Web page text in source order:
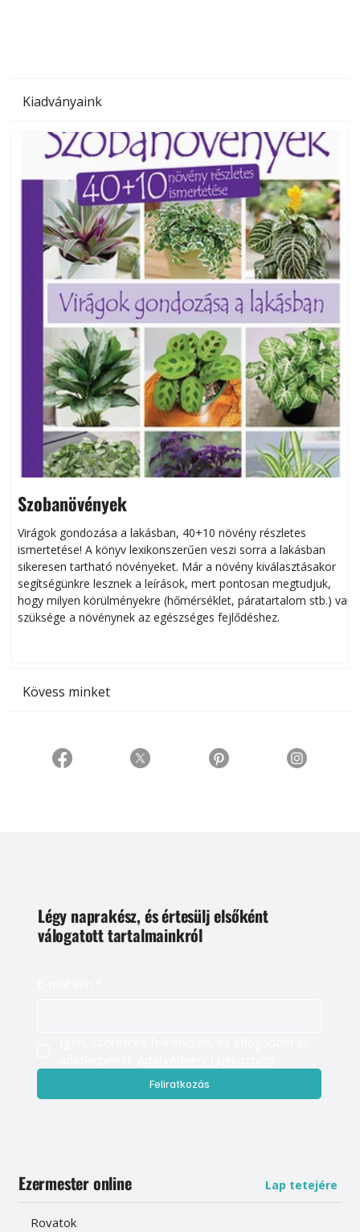
Kiadványaink
Szobanövények
Virágok gondozása a lakásban, 40+10 növény részletes
ismertetése! A könyv lexikonszerűen veszi sorra a lakásban
sikeresen tart­ha­tó növényeket. Már a növény kiválasztásakor
segítségünkre lesznek a leírások, mert pontosan megtudjuk,
hogy milyen körülményekre (hőmérséklet, páratartalom stb.) van
szüksége a növénynek az egészséges fejlődéshez.
Kövess minket
Légy naprakész, és értesülj elsőként
válogatott tartalmainkról
Feliratkozás
Ezermester online Lap tetejére
Rovatok